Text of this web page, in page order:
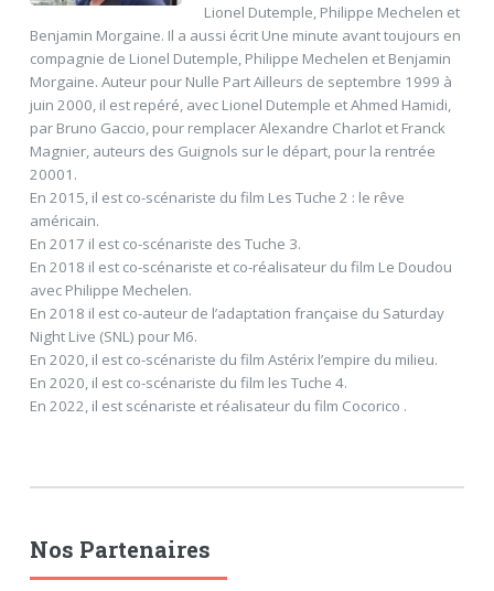
Lionel Dutemple, Philippe Mechelen et
Benjamin Morgaine. Il a aussi écrit Une minute avant toujours en
compagnie de Lionel Dutemple, Philippe Mechelen et Benjamin
Morgaine. Auteur pour Nulle Part Ailleurs de septembre 1999 à
juin 2000, il est repéré, avec Lionel Dutemple et Ahmed Hamidi,
par Bruno Gaccio, pour remplacer Alexandre Charlot et Franck
Magnier, auteurs des Guignols sur le départ, pour la rentrée
20001.
En 2015, il est co-scénariste du film Les Tuche 2 : le rêve
américain.
En 2017 il est co-scénariste des Tuche 3.
En 2018 il est co-scénariste et co-réalisateur du film Le Doudou
avec Philippe Mechelen.
En 2018 il est co-auteur de l’adaptation française du Saturday
Night Live (SNL) pour M6.
En 2020, il est co-scénariste du film Astérix l’empire du milieu.
En 2020, il est co-scénariste du film les Tuche 4.
En 2022, il est scénariste et réalisateur du film Cocorico .
Nos Partenaires